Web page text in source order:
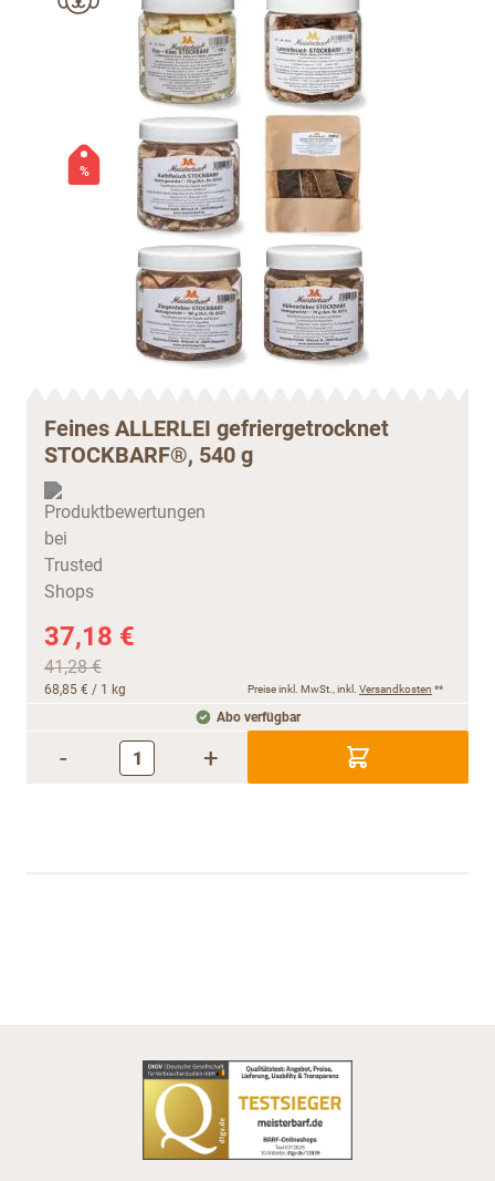
%
Feines ALLERLEI gefriergetrocknet
STOCKBARF®, 540 g
37,18 €
41,28 €
68,85 € / 1 kg Preise inkl. MwSt., inkl. Versandkosten **
Abo verfügbar
- +